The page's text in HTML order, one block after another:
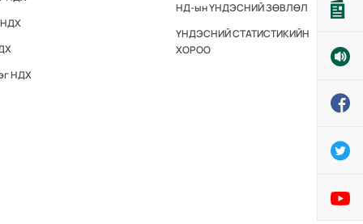
НДХ
НДХ
НД-ын ҮНДЭСНИЙ ЗӨВЛӨЛ
ҮНДЭСНИЙ СТАТИСТИКИЙН
ХОРОО